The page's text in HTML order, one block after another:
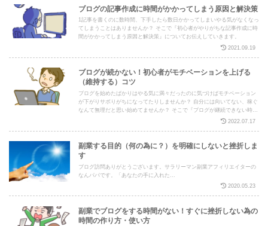
ブログの記事作成に時間がかかってしまう原因と解決策
1記事を書くのに数時間、下手したら数日かかってしまいやる気がなくなっ
てしまうことはありませんか？ そこで『初心者がやりがちな記事作成に時
間がかかってしまう原因と解決策』についてお伝えしていきます。
2021.09.19
ブログが続かない！初心者がモチベーションを上げる
（維持する）コツ
ブログを始めたばかりはやる気に満々だったのに気づけばモチベーション
が下がりサボりがちになってたりしませんか？ 自分には向いてない、稼ぐ
なんて無理だと思い始めてませんか？ そこで『ブログが継続できない時に
モチベーションを上げる（維持する）方法』についてお伝えしていきま
2022.07.17
副業する目的（何の為に？）を明確にしないと挫折しま
す
ブログ訪問ありがとうございます。サラリーマン副業アフィリエイターの
なんパパです。「あなたの手に入れた...
2020.05.23
副業でブログをする時間がない！すぐに挫折しない為の
時間の作り方・使い方